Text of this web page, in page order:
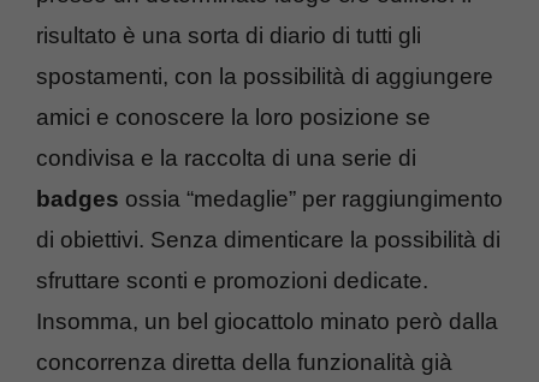
risultato è una sorta di diario di tutti gli
spostamenti, con la possibilità di aggiungere
amici e conoscere la loro posizione se
condivisa e la raccolta di una serie di
badges ossia “medaglie” per raggiungimento
di obiettivi. Senza dimenticare la possibilità di
sfruttare sconti e promozioni dedicate.
Insomma, un bel giocattolo minato però dalla
concorrenza diretta della funzionalità già